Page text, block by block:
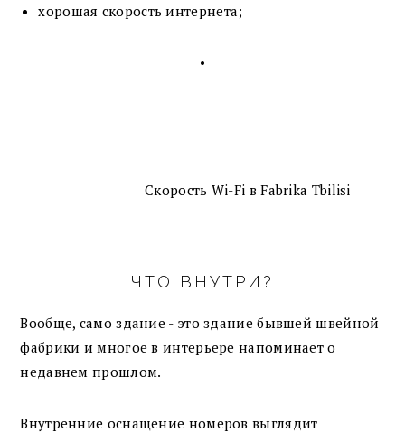
хорошая скорость интернета;
•
Скорость Wi-Fi в Fabrika Tbilisi
ЧТО ВНУТРИ?
Вообще, само здание - это здание бывшей швейной
фабрики и многое в интерьере напоминает о
недавнем прошлом.
Внутренние оснащение номеров выглядит